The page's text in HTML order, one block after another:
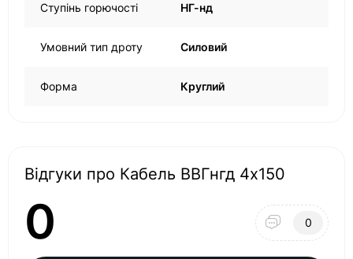
Ступінь горючості НГ-нд
Умовний тип дроту Силовий
Форма Круглий
Відгуки про Кабель ВВГнгд 4х150
0 0